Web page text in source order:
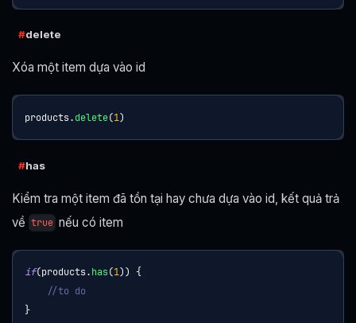
delete
Xóa một item dựa vào id
products.delete(1)
has
Kiểm tra một item đã tồn tại hay chưa dựa vào id, kết quả trả
về true nếu có item
if(products.has(1))
{
//to do
}